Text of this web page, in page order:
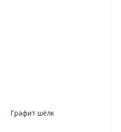
Графит шёлк